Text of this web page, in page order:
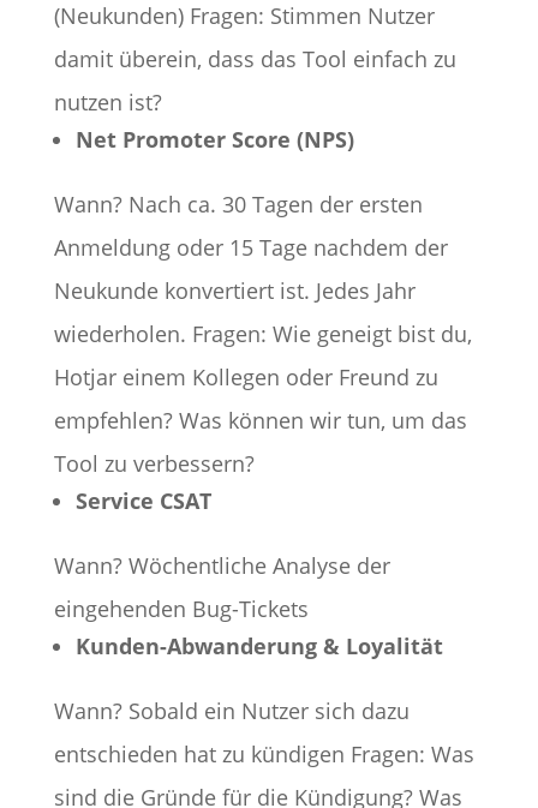
(Neukunden) Fragen: Stimmen Nutzer
damit überein, dass das Tool einfach zu
nutzen ist?
Net Promoter Score (NPS)
Wann? Nach ca. 30 Tagen der ersten
Anmeldung oder 15 Tage nachdem der
Neukunde konvertiert ist. Jedes Jahr
wiederholen. Fragen: Wie geneigt bist du,
Hotjar einem Kollegen oder Freund zu
empfehlen? Was können wir tun, um das
Tool zu verbessern?
Service CSAT
Wann? Wöchentliche Analyse der
eingehenden Bug-Tickets
Kunden-Abwanderung & Loyalität
Wann? Sobald ein Nutzer sich dazu
entschieden hat zu kündigen Fragen: Was
sind die Gründe für die Kündigung? Was